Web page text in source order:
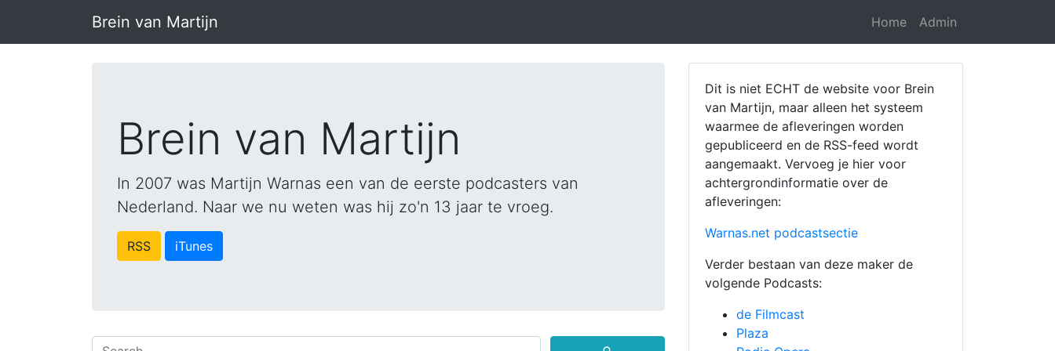
Brein van Martijn Home Admin
Brein van Martijn
In 2007 was Martijn Warnas een van de eerste podcasters van
Nederland. Naar we nu weten was hij zo'n 13 jaar te vroeg.
RSS iTunes
Dit is niet ECHT de website voor Brein
van Martijn, maar alleen het systeem
waarmee de afleveringen worden
gepubliceerd en de RSS-feed wordt
aangemaakt. Vervoeg je hier voor
achtergrondinformatie over de
afleveringen:
Warnas.net podcastsectie
Verder bestaan van deze maker de
volgende Podcasts:
de Filmcast
Plaza